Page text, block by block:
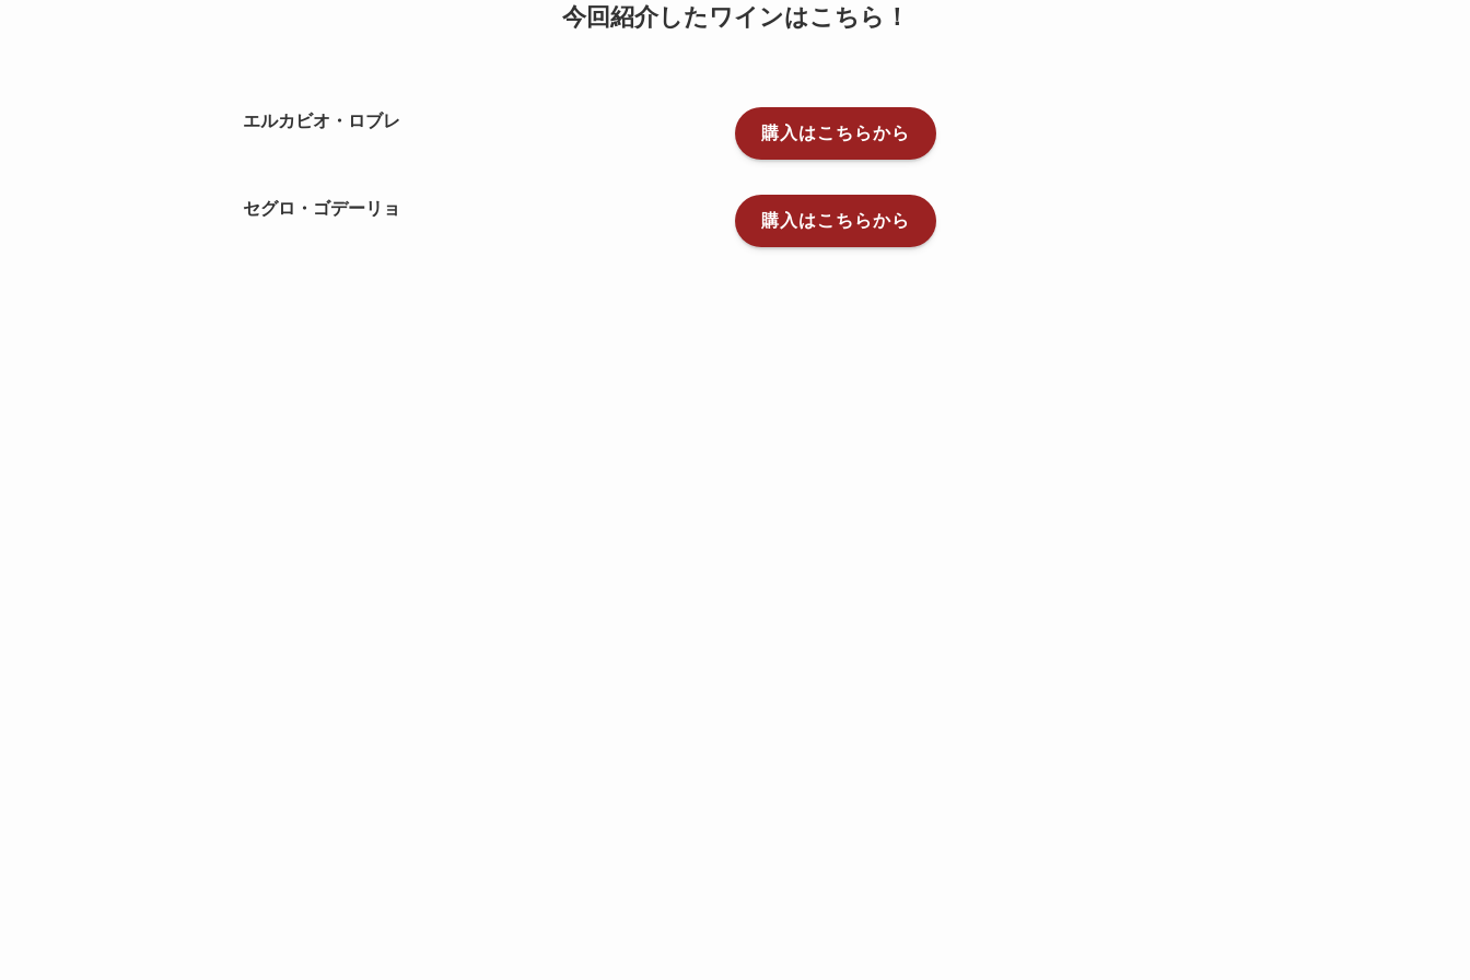
今回紹介したワインはこちら！
エルカビオ・ロブレ
購入はこちらから
セグロ・ゴデーリョ
購入はこちらから